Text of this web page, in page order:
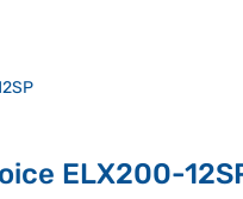
ELX200-